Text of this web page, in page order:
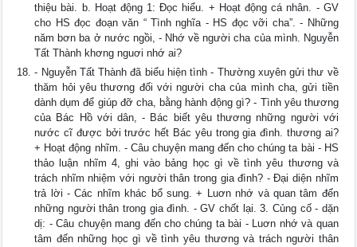
thiệu bài. b. Hoạt động 1: Đọc hiểu. + Hoạt động cá nhân. - GV
cho HS đọc đoạn văn “ Tình nghĩa - HS đọc vỡi cha”. - Những
năm bơn ba ở nước ngồi, - Nhớ về người cha của mình. Nguyễn
Tất Thành khơng nguơi nhớ ai?
- Nguyễn Tất Thành đã biểu hiện tình - Thường xuyên gửi thư về
thăm hỏi yêu thương đối với người cha của mình cha, gửi tiền
dành dụm để giúp đỡ cha, bằng hành động gì? - Tình yêu thương
của Bác Hồ với dân, - Bác biết yêu thương những người với
nước cĩ được bởi trước hết Bác yêu trong gia đình. thương ai?
+ Hoạt động nhĩm. - Câu chuyện mang đến cho chúng ta bài - HS
thảo luận nhĩm 4, ghi vào bảng học gì về tình yêu thương và
trách nhĩm nhiệm với người thân trong gia đình? - Đại diện nhĩm
trả lời - Các nhĩm khác bổ sung. + Luơn nhớ và quan tâm đến
những người thân trong gia đình. - GV chốt lại. 3. Củng cố - dặn
dị: - Câu chuyện mang đến cho chúng ta bài - Luơn nhớ và quan
tâm đến những học gì về tình yêu thương và trách người thân